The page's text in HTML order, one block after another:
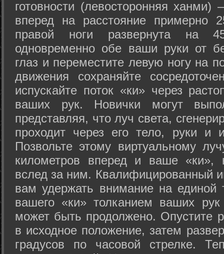
готовности (левосторонняя
вперед на расстояние примерно
правой ноги развернута на
одновременно обе ваши руки от
глаз и переместите левую ногу на
движения сохраняйте
испускайте поток «ки» через
ваших рук. Новички могут
представляя, что луч света,
проходит через его тело, руки и
Позвольте этому виртуальному
километров вперед и ваше «ки»,
вслед за ним. Квалифицированный
вам удержать внимание на единой
вашего «ки» толканием ваших
может быть продолжено. Опустите
в исходное положение, затем
градусов по часовой стрелке.